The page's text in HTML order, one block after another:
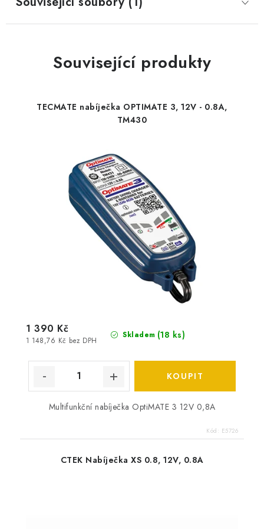
Související produkty
TECMATE nabíječka OPTIMATE 3, 12V - 0.8A,
TM430
Skladem (18 ks)
1 148,76 Kč bez DPH
1 390 Kč
Multifunkční nabíječka OptiMATE 3 12V 0,8A
Kód: E5726
CTEK Nabíječka XS 0.8, 12V, 0.8A